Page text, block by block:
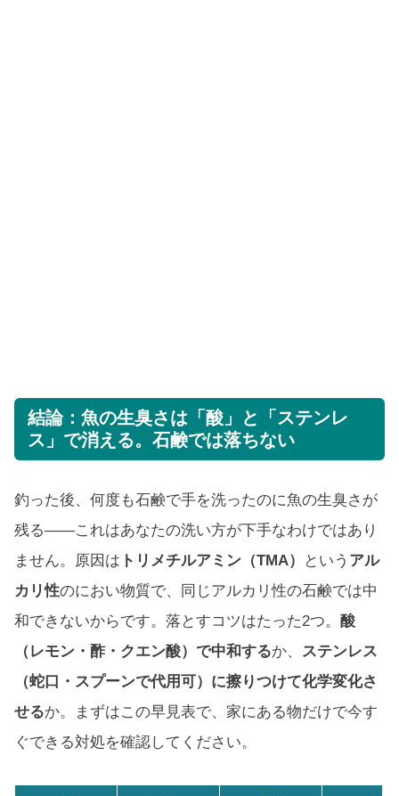
結論：魚の生臭さは「酸」と「ステンレ
ス」で消える。石鹸では落ちない
釣った後、何度も石鹸で手を洗ったのに魚の生臭さが
残る——これはあなたの洗い方が下手なわけではあり
ません。原因は トリメチルアミン（TMA） という アル
カリ性のにおい物質で、同じアルカリ性の石鹸では中
和できないからです。落とすコツはたった2つ。 酸
（レモン・酢・クエン酸）で中和するか、 ステンレス
（蛇口・スプーンで代用可）に擦りつけて化学変化さ
せるか。まずはこの早見表で、家にある物だけで今す
ぐできる対処を確認してください。